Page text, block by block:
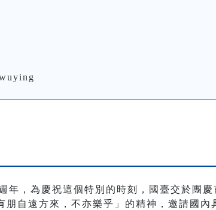
年，為慶祝這個特別的時刻，國臺交於團
朋自遠方來，不亦樂乎」的精神，邀請國內